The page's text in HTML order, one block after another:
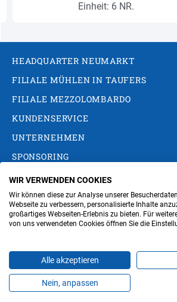
Produkte Favoriten Themen
Einheit: 6 NR.
HEADQUARTER NEUMARKT
FILIALE MÜHLEN IN TAUFERS
FILIALE MEZZOLOMBARDO
KUNDENSERVICE
UNTERNEHMEN
SPONSORING
AGB Privacy Policy
Impressum
Cookie-Einstellungen ändern
WIR VERWENDEN COOKIES
Wir können diese zur Analyse unserer
Webseite zu verbessern, personalisierte Inhalte
großartiges Webseiten-Erlebnis zu bieten. Für
von uns verwendeten Cookies öffnen Sie die
Alle akzeptieren
Nein, anpassen